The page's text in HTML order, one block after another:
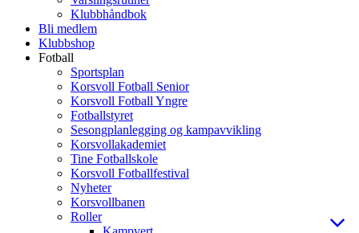
Klubbhåndbok
Bli medlem
Klubbshop
Fotball
Sportsplan
Korsvoll Fotball Senior
Korsvoll Fotball Yngre
Fotballstyret
Sesongplanlegging og kampavvikling
Korsvollakademiet
Tine Fotballskole
Korsvoll Fotballfestival
Nyheter
Korsvollbanen
Roller